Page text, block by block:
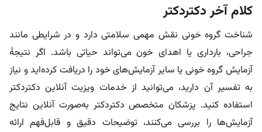
کلام آخر دکتردکتر
شناخت گروه خونی نقش مهمی سلامتی دارد و در شرایطی مانند
جراحی، بارداری یا اهدای خون می‌تواند حیاتی باشد. اگر نتیجهٔ
آزمایش گروه خونی یا سایر آزمایش‌های خود را دریافت کرده‌اید و نیاز
به تفسیر آن دارید، می‌توانید از خدمات ویزیت آنلاین دکتردکتر
استفاده کنید. پزشکان متخصص دکتردکتر به‌صورت آنلاین نتایج
آزمایش‌ها را بررسی می‌کنند، توضیحات دقیق و قابل‌فهم ارائه